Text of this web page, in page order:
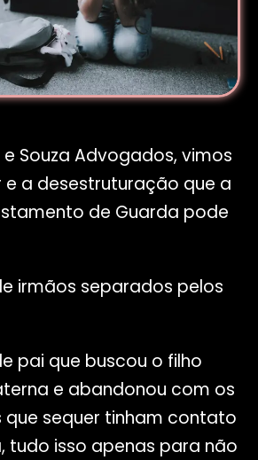
e Souza Advogados, vimos
a desestruturação que a
de Guarda pode
irmãos separados pelos
pai que buscou o filho
e abandonou com os
sequer tinham contato
tudo isso apenas para não